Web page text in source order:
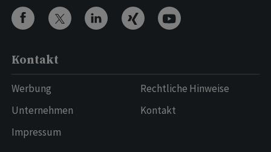
Kontakt
Werbung
Unternehmen
Impressum
Rechtliche Hinweise
Kontakt